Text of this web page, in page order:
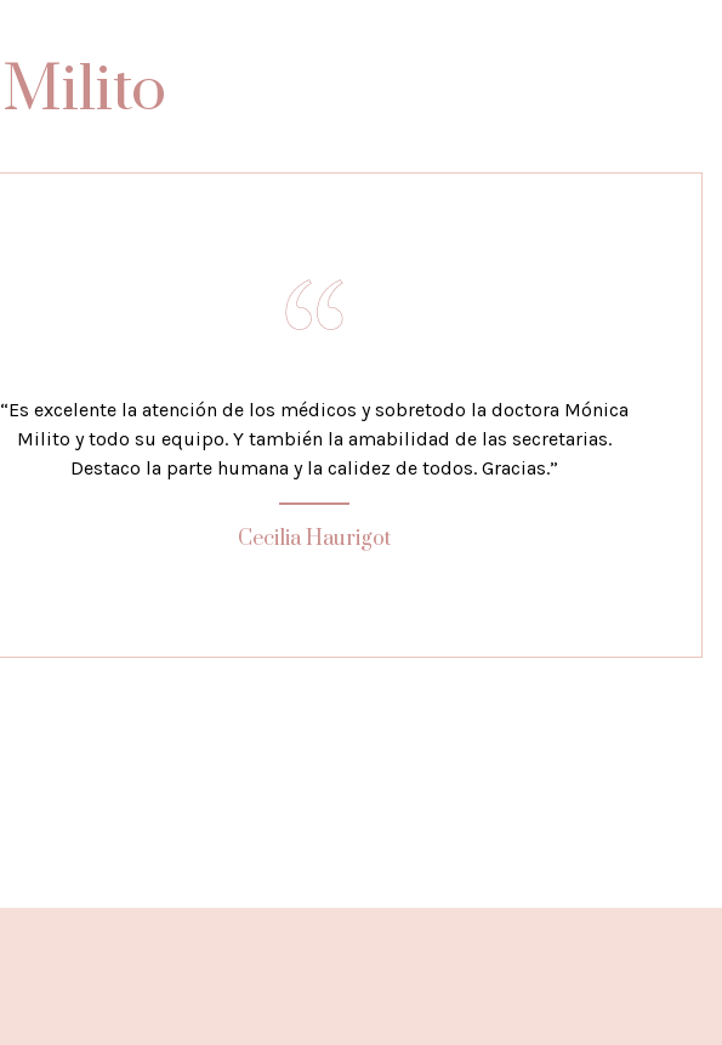
Milito
“Es excelente la atención de los médicos y sobretodo la doctora Mónica
Milito y todo su equipo. Y también la amabilidad de las secretarias.
Destaco la parte humana y la calidez de todos. Gracias.”
Cecilia Haurigot